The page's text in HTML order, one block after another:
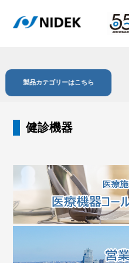
製品カテゴリーはこちら
健診機器